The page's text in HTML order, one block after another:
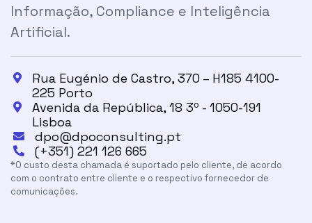
Informação, Compliance e Inteligência
Artificial.

Rua Eugénio de Castro, 370 – H185 4100-
225 Porto

Avenida da República, 18 3º - 1050-191
Lisboa
 dpo@dpoconsulting.pt
 (+351) 221 126 665
*O custo desta chamada é suportado pelo cliente, de acordo
com o contrato entre cliente e o respectivo fornecedor de
comunicações.